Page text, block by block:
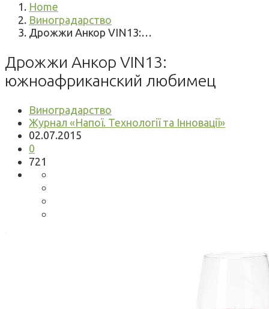
Home
Виноградарство
Дрожжи Анкор VIN13:…
Дрожжи Анкор VIN13:
южноафриканский любимец
Виноградарство
Журнал «Напої. Технології та Інновації»
02.07.2015
0
721